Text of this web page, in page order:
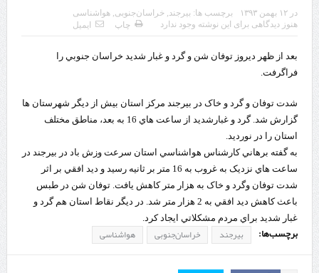
چابهار، جایی که دریا به زندگی سلام می‌کند
گزارش ویژه؛
قدردانی وزیر میراث فرهنگی، گردشگری و صنایع دستی از استاندار اردبیل
استاندار اردبیل در دیدار دبیر شورای‌عالی مناطق آزاد و ویژه اقتصادی:
راه‌اندازی کامل منطقه آزاد اردبیل-بیله‌سوار و منطقه ویژه اقتصادی نمین تسریع
شود
در دیدار استاندار اردبیل و مدیرعامل بانک سینا محقق شد؛
تخصیص ۳۰۰میلیارد تومان برای تکمیل بزرگراه اردبیل-سرچم
در ۱۲ بهمن ۱۳۹۳ برچسب ها: بيرجند, خراسان‌جنوبی, هواشناسی
هنوز دیدگاهی برای این نوشته وجود ندارد
چاپ ایمیل
بعد از ظهر ديروز توفان شن و گرد و غبار شديد خراسان جنوبي را
فراگرفت.
شدت توفان و گرد و خاک در بيرجند مرکز استان بيش از ديگر شهرستان ها
گزارش شد. گرد و غبارشديد از ساعت هاي 16 به بعد، مناطق مختلف
استان را در نورديد.
به گفته برهاني کارشناس هواشناسي استان سرعت وزش باد در بيرجند در
ساعت هاي نزديک به غروب به 16 متر بر ثانيه رسيد و ديد افقي بر اثر
شدت توفان وگرد و خاک به هزار متر کاهش يافت. توفان شن در طبس
باعث کاهش ديد افقي به 2 هزار متر شد. در ديگر نقاط استان هم گرد و
غبار شديد براي مردم مشکلاتي ايجاد کرد.
برچسب‌ها: بيرجند خراسان‌جنوبی هواشناسی